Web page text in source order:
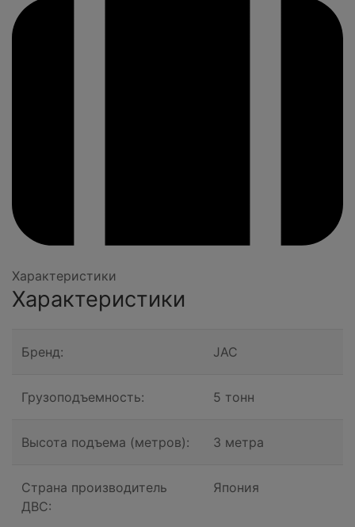
Характеристики
Характеристики
Бренд: JAC
Грузоподъемность: 5 тонн
Высота подъема (метров): 3 метра
Страна производитель
ДВС:
Япония